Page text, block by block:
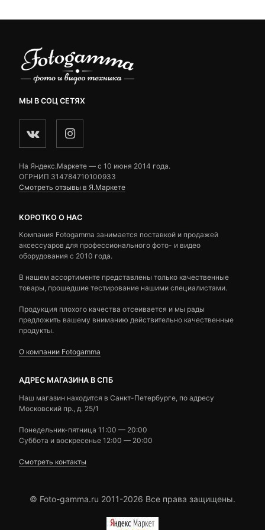
МЫ В СОЦ СЕТЯХ
На Яндекс.Маркете — c 10 июня 2014 года.
ОГРНИП 314784710100933
Смотреть отзывы в Я.Маркете
КОРОТКО О НАС
Компания Fotogamma занимается поставкой и продажей
аксессуаров для профессионального фото- и видео
оборудования с 2010 года.
В нашем ассортименте представлены только качественные
товары, прошедшие тестирование нашими специалистами.
Продукция плохого качества отсеивается и мы рады
предложить вашему вниманию действительно качественные
продукты.
О компании Fotogamma
АДРЕС МАГАЗИНА В СПБ
Наш магазин находится в Санкт-Петербурге, по адресу
Московский пр., д. 25/1
Понедельник-пятница 11:00 — 20:00
Суббота и воскресенье 12:00 — 20:00
Смотреть контакты
© Foto-gamma.ru 2011-2026 Все права защищены.